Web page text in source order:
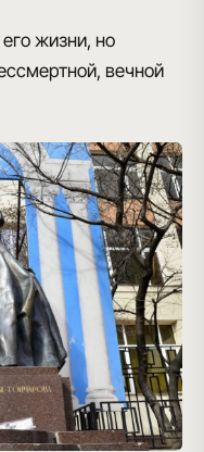
жизни, но
вечной